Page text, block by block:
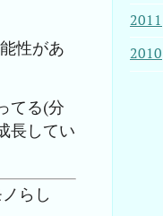
性があ
てる(分
長してい
らし
2011
2010